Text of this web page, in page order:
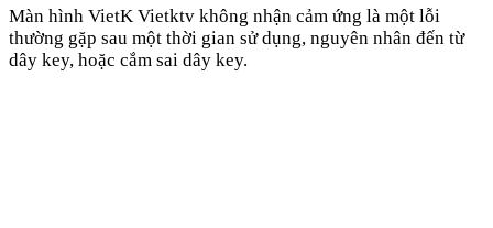
Màn hình VietK Vietktv không nhận cảm ứng là một lỗi
thường gặp sau một thời gian sử dụng, nguyên nhân đến từ
dây key, hoặc cắm sai dây key.